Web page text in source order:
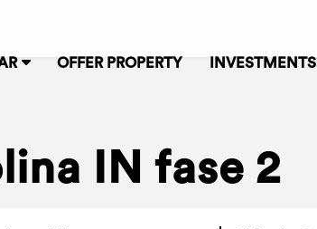
OFFER PROPERTY INVESTMENTS
IN fase 2